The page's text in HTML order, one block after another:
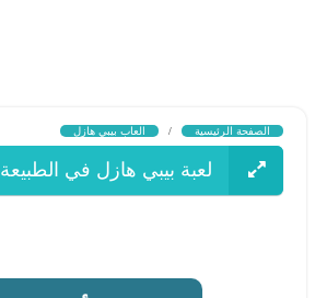
الصفحة الرئيسية / العاب بيبي هازل
لعبة بيبي هازل في الطبيعة